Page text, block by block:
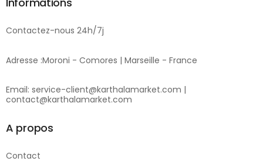
Contactez-nous 24h/7j
Adresse :Moroni - Comores | Marseille - France
Email: service-client@karthalamarket.com |
contact@karthalamarket.com
A propos
Contact